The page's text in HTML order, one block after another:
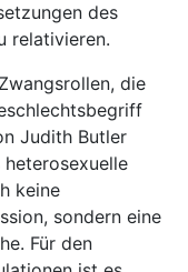
des
relativieren.
die
Judith Butler
keine
sondern eine
Für den